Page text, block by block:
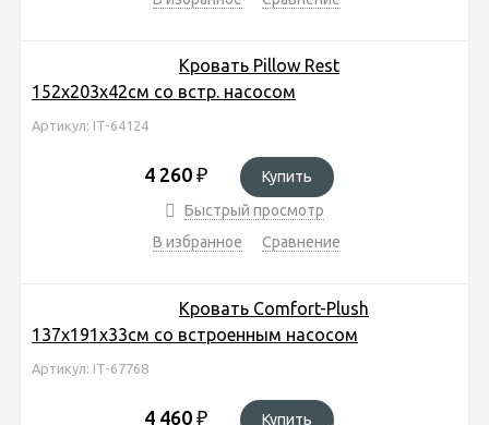
Кровать Pillow Rest
152х203х42см со встр. насосом
Артикул: IT-64124
4 260 ₽
Купить
Быстрый просмотр
В избранное
Сравнение
Кровать Comfort-Plush
137х191х33см со встроенным насосом
Артикул: IT-67768
4 460 ₽
Купить